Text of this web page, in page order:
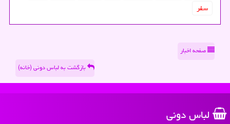
سفر
صفحه اخبار
بازگشت به لباس دونی (خانه)
لباس دونی